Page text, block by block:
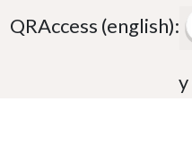
QRAccess (english):
y